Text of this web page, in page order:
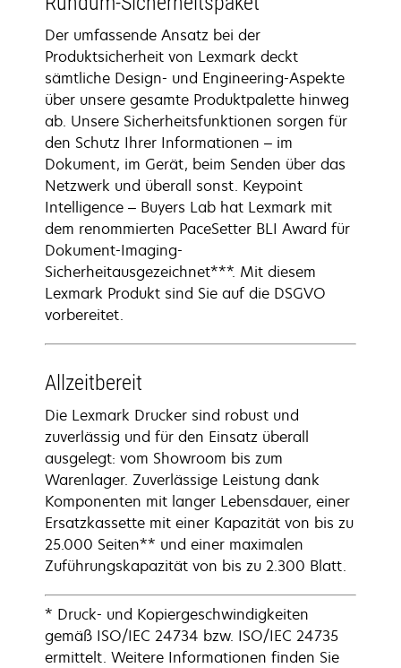
Der umfassende Ansatz bei der
Produktsicherheit von Lexmark deckt
sämtliche Design- und Engineering-Aspekte
über unsere gesamte Produktpalette hinweg
ab. Unsere Sicherheitsfunktionen sorgen für
den Schutz Ihrer Informationen – im
Dokument, im Gerät, beim Senden über das
Netzwerk und überall sonst. Keypoint
Intelligence – Buyers Lab hat Lexmark mit
dem renommierten PaceSetter BLI Award für
Dokument-Imaging-
Sicherheitausgezeichnet***. Mit diesem
Lexmark Produkt sind Sie auf die DSGVO
vorbereitet.
Allzeitbereit
Die Lexmark Drucker sind robust und
zuverlässig und für den Einsatz überall
ausgelegt: vom Showroom bis zum
Warenlager. Zuverlässige Leistung dank
Komponenten mit langer Lebensdauer, einer
Ersatzkassette mit einer Kapazität von bis zu
25.000 Seiten** und einer maximalen
Zuführungskapazität von bis zu 2.300 Blatt.
* Druck- und Kopiergeschwindigkeiten
gemäß ISO/IEC 24734 bzw. ISO/IEC 24735
ermittelt. Weitere Informationen finden Sie